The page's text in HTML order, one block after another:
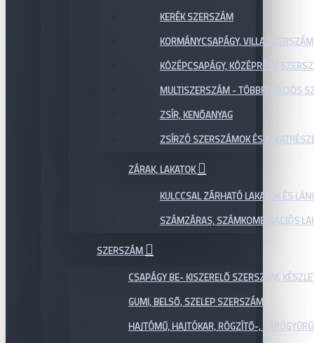
KERÉK SZERSZÁM
KORMÁNYCSAPÁGY, VILLA SZERSZÁM
KÖZÉPCSAPÁGY, KÖZÉPRÉSZ
MULTISZERSZÁM - TÖBBFUNKCIÓS
ZSÍR, KENŐANYAG
ZSÍRZÓ SZERSZÁMOK ÉS
ZÁRAK, LAKATOK
KULCCSAL ZÁRHATÓ LAKATOK ÉS
SZÁMZÁRAS, SZÁMKOMBINÁCIÓS
SZERSZÁM
CSAPÁGY BE- KISZERELŐ SZERSZÁM,
GUMI, BELSŐ, SZELEP SZERSZÁM
HAJTÓMŰ, HAJTÓKAR, RÖGZÍTŐ-,